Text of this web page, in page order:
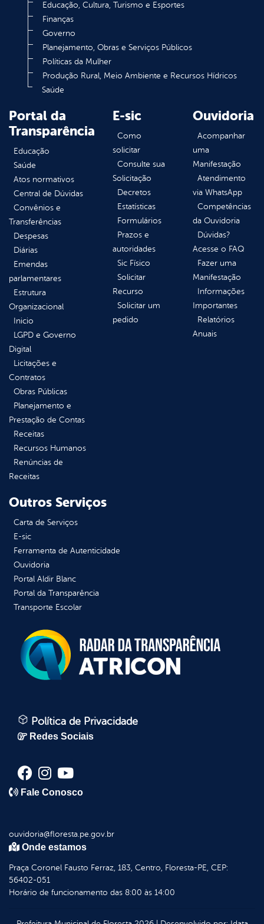
Educação, Cultura, Turismo e Esportes
Finanças
Governo
Planejamento, Obras e Serviços Públicos
Políticas da Mulher
Produção Rural, Meio Ambiente e Recursos Hídricos
Saúde
Portal da
Transparência
Educação
Saúde
Atos normativos
Central de Dúvidas
Convênios e
Transferências
Despesas
Diárias
Emendas
parlamentares
Estrutura
Organizacional
Inicio
LGPD e Governo
Digital
Licitações e
Contratos
Obras Públicas
Planejamento e
Prestação de Contas
Receitas
Recursos Humanos
Renúncias de
Receitas
E-sic
Como
solicitar
Consulte sua
Solicitação
Decretos
Estatísticas
Formulários
Prazos e
autoridades
Sic Físico
Solicitar
Recurso
Solicitar um
pedido
Ouvidoria
Acompanhar
uma
Manifestação
Atendimento
via WhatsApp
Competências
da Ouvidoria
Dúvidas?
Acesse o FAQ
Fazer uma
Manifestação
Informações
Importantes
Relatórios
Anuais
Outros Serviços
Carta de Serviços
E-sic
Ferramenta de Autenticidade
Ouvidoria
Portal Aldir Blanc
Portal da Transparência
Transporte Escolar
Política de Privacidade
Redes Sociais
Fale Conosco
ouvidoria@floresta.pe.gov.br
Onde estamos
Praça Coronel Fausto Ferraz, 183, Centro, Floresta-PE, CEP:
56402-051
Horário de funcionamento das 8:00 às 14:00